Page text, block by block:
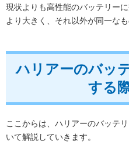
現状よりも高性能のバッテリー
より大きく、それ以外が同一な
ハリアーのバッ
する
ここからは、ハリアーのバッテ
いて解説していきます。